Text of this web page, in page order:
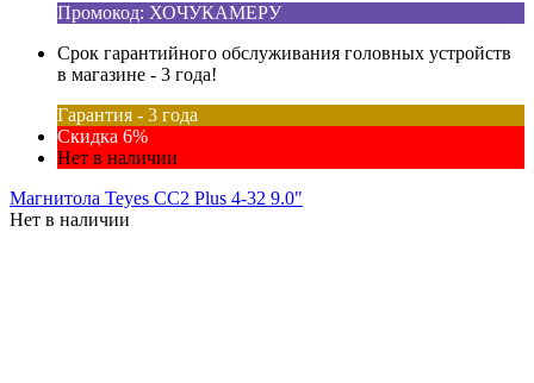
Промокод: ХОЧУКАМЕРУ
Срок гарантийного обслуживания головных устройств
в магазине - 3 года!
Гарантия - 3 года
Скидка 6%
Нет в наличии
Магнитола Teyes CC2 Plus 4-32 9.0"
Нет в наличии